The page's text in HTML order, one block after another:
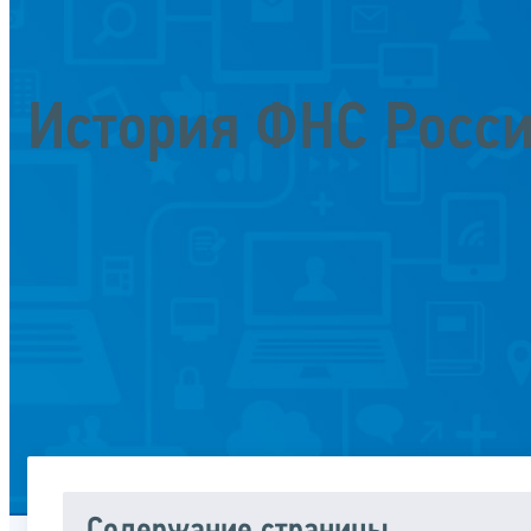
История ФНС